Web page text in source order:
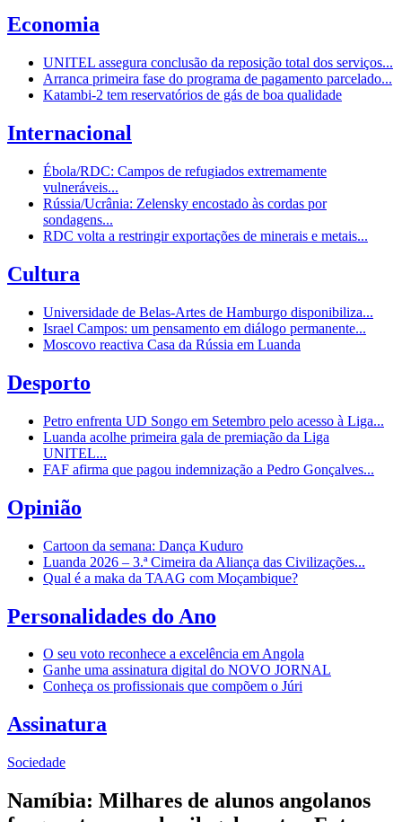
Economia
UNITEL assegura conclusão da reposição total dos serviços...
Arranca primeira fase do programa de pagamento parcelado...
Katambi-2 tem reservatórios de gás de boa qualidade
Internacional
Ébola/RDC: Campos de refugiados extremamente
vulneráveis...
Rússia/Ucrânia: Zelensky encostado às cordas por
sondagens...
RDC volta a restringir exportações de minerais e metais...
Cultura
Universidade de Belas-Artes de Hamburgo disponibiliza...
Israel Campos: um pensamento em diálogo permanente...
Moscovo reactiva Casa da Rússia em Luanda
Desporto
Petro enfrenta UD Songo em Setembro pelo acesso à Liga...
Luanda acolhe primeira gala de premiação da Liga
UNITEL...
FAF afirma que pagou indemnização a Pedro Gonçalves...
Opinião
Cartoon da semana: Dança Kuduro
Luanda 2026 – 3.ª Cimeira da Aliança das Civilizações...
Qual é a maka da TAAG com Moçambique?
Personalidades do Ano
O seu voto reconhece a excelência em Angola
Ganhe uma assinatura digital do NOVO JORNAL
Conheça os profissionais que compõem o Júri
Assinatura
Sociedade
Namíbia: Milhares de alunos angolanos